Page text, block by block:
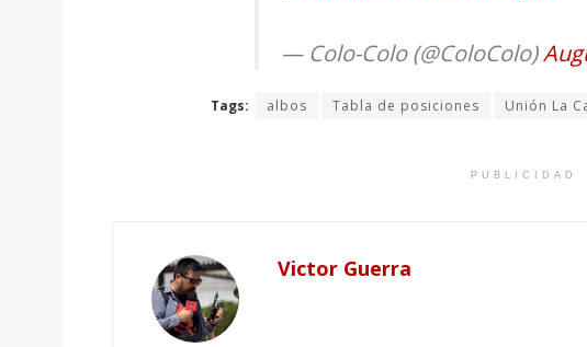
— Colo-Colo (@ColoColo)
Tags: albos Tabla de posiciones Unión La
PUBLICIDAD
Victor Guerra